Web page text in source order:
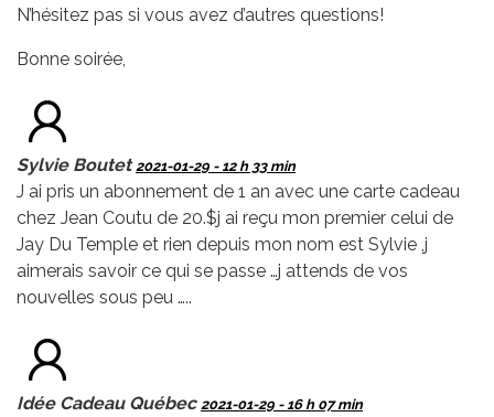
N’hésitez pas si vous avez d’autres questions!
Bonne soirée,
Sylvie Boutet2021-01-29 - 12 h 33 min
J ai pris un abonnement de 1 an avec une carte cadeau
chez Jean Coutu de 20.$j ai reçu mon premier celui de
Jay Du Temple et rien depuis mon nom est Sylvie ,j
aimerais savoir ce qui se passe …j attends de vos
nouvelles sous peu …..
Idée Cadeau Québec 2021-01-29 - 16 h 07 min